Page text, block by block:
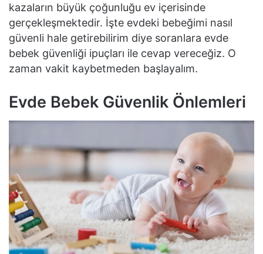
kazaların büyük çoğunluğu ev içerisinde
gerçekleşmektedir. İşte evdeki bebeğimi nasıl
güvenli hale getirebilirim diye soranlara evde
bebek güvenliği ipuçları ile cevap vereceğiz. O
zaman vakit kaybetmeden başlayalım.
Evde Bebek Güvenlik Önlemleri